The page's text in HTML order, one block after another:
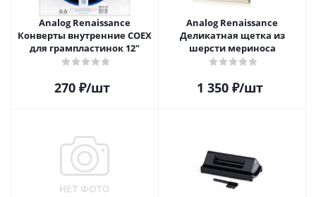
Analog Renaissance
Конверты внутренние COEX
для грампластинок 12"
270 ₽/шт
Analog Renaissance
Деликатная щетка из
шерсти мериноса
1 350₽/шт